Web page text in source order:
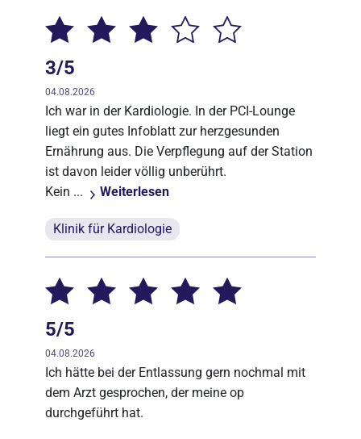
3/5
04.08.2026
Ich war in der Kardiologie. In der PCI-Lounge
liegt ein gutes Infoblatt zur herzgesunden
Ernährung aus. Die Verpflegung auf der Station
ist davon leider völlig unberührt.
Kein ...
Weiterlesen
Klinik für Kardiologie
5/5
04.08.2026
Ich hätte bei der Entlassung gern nochmal mit
dem Arzt gesprochen, der meine op
durchgeführt hat.